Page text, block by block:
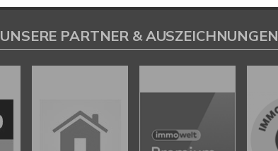
UNSERE PARTNER & AUSZEICHNUNGEN